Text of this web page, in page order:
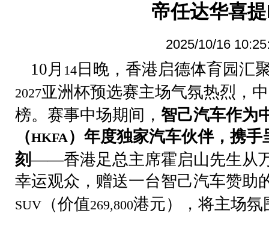
帝任达华喜
2025/10/16
10月 14 日晚，香港启德体育园汇
2027亚洲杯预选赛主场气氛热烈，
榜。赛事中场期间， 智己汽车作为
（HKFA）年度独家汽车伙伴，携
刻——香港足总主席霍启山先生从
幸运观众，赠送一台智己汽车赞助
SUV （价值269,800港元），将主场氛